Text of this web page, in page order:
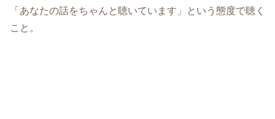
「あなたの話をちゃんと聴いています」という態度で聴く
こと。